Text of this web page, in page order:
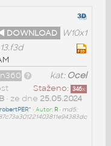
DOWNLOAD
W10x1
kat: Ocel
Staženo: 346x
• ze dne 25.05.2024
robertPER^ • Autor: R• md5: